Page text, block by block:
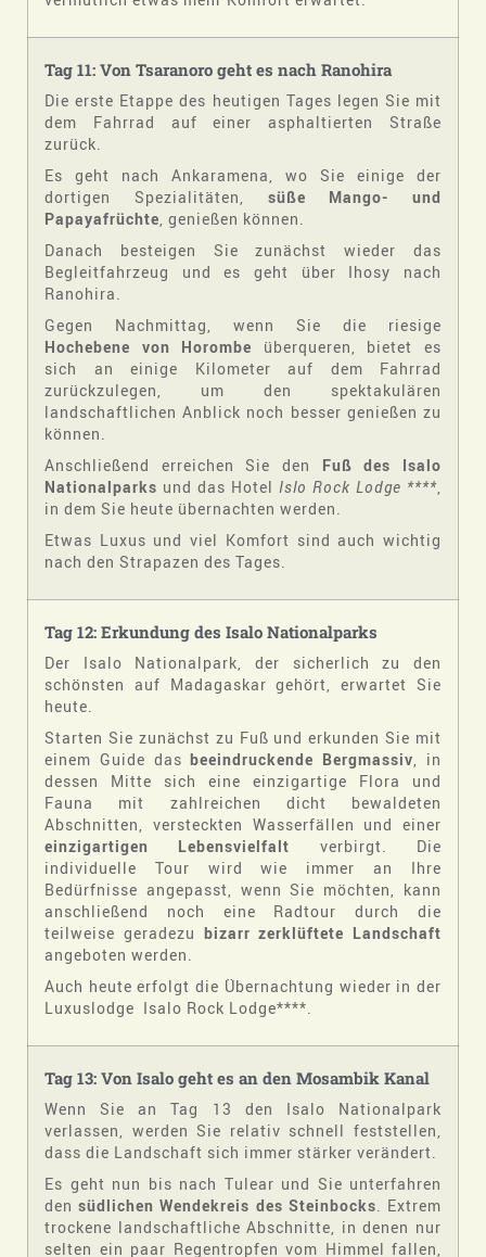
Tag 11: Von Tsaranoro geht es nach Ranohira
Die erste Etappe des heutigen Tages legen Sie mit
dem Fahrrad auf einer asphaltierten Straße
zurück.
Es geht nach Ankaramena, wo Sie einige der
dortigen Spezialitäten, süße Mango- und
Papayafrüchte, genießen können.
Danach besteigen Sie zunächst wieder das
Begleitfahrzeug und es geht über Ihosy nach
Ranohira.
Gegen Nachmittag, wenn Sie die riesige
Hochebene von Horombe überqueren, bietet es
sich an einige Kilometer auf dem Fahrrad
zurückzulegen, um den spektakulären
landschaftlichen Anblick noch besser genießen zu
können.
Anschließend erreichen Sie den Fuß des Isalo
Nationalparks und das Hotel Islo Rock Lodge ****,
in dem Sie heute übernachten werden.
Etwas Luxus und viel Komfort sind auch wichtig
nach den Strapazen des Tages.
Tag 12: Erkundung des Isalo Nationalparks
Der Isalo Nationalpark, der sicherlich zu den
schönsten auf Madagaskar gehört, erwartet Sie
heute.
Starten Sie zunächst zu Fuß und erkunden Sie mit
einem Guide dasbeeindruckende Bergmassiv, in
dessen Mitte sich eine einzigartige Flora und
Fauna mit zahlreichen dicht bewaldeten
Abschnitten, versteckten Wasserfällen und einer
einzigartigen Lebensvielfalt verbirgt. Die
individuelle Tour wird wie immer an Ihre
Bedürfnisse angepasst, wenn Sie möchten, kann
anschließend noch eine Radtour durch die
teilweise geradezu bizarr zerklüftete Landschaft
angeboten werden.
Auch heute erfolgt die Übernachtung wieder in der
Luxuslodge Isalo Rock Lodge****.
Tag 13: Von Isalo geht es an den Mosambik Kanal
Wenn Sie an Tag 13 den Isalo Nationalpark
verlassen, werden Sie relativ schnell feststellen,
dass die Landschaft sich immer stärker verändert.
Es geht nun bis nach Tulear und Sie unterfahren
densüdlichen Wendekreis des Steinbocks. Extrem
trockene landschaftliche Abschnitte, in denen nur
selten ein paar Regentropfen vom Himmel fallen,